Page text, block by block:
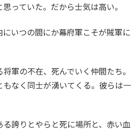
っていた。だから士気は高い。
いつの間にか幕府軍こそが賊軍に
軍の不在、死んでいく仲間たち。
なく同士が湧いてくる。彼らは一
誇りとやらと死に場所と、赤い血